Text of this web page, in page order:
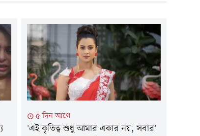
৫ দিন আগে
'এই কৃতিত্ব শুধু আমার একার নয়, সবার'